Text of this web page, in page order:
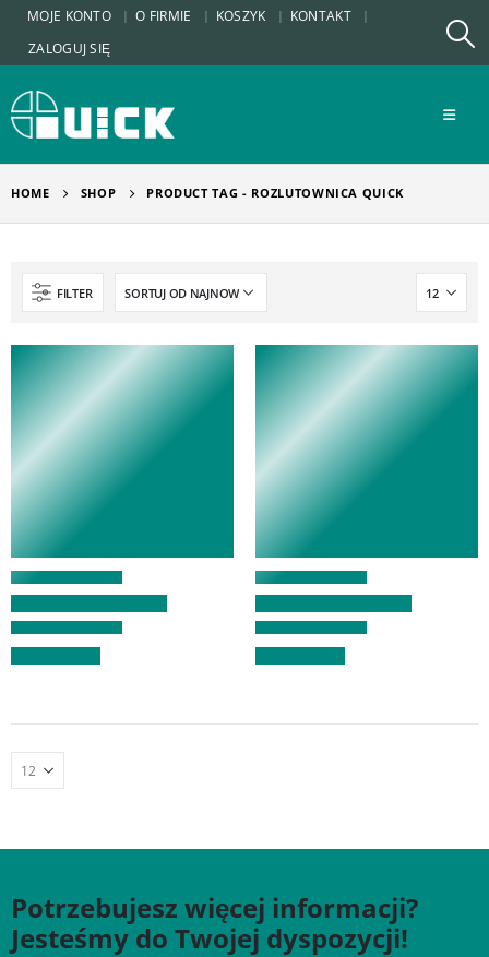
MOJE KONTO O FIRMIE KOSZYK
KONTAKT
ZALOGUJ SIĘ
HOME SHOP PRODUCT TAG - ROZLUTOWNICA QUICK
FILTER
Potrzebujesz więcej informacji?
Jesteśmy do Twojej dyspozycji!